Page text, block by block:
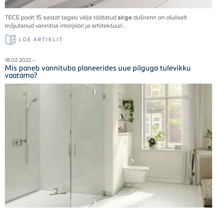
TECE poolt 15 aastat tagasi välja töötatudsirgeduširenn on oluliselt
mõjutanud vannitoa interjööri ja arhitektuuri.
LOE ARTIKLIT
18.02.2022 –
Mis paneb vannituba planeerides uue pilguga tulevikku
vaatama?